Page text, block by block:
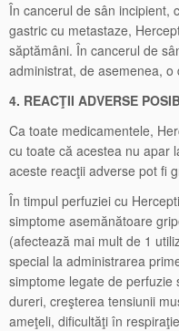
În cancerul de sân incipient,
gastric cu metastaze,
săptămâni. În cancerul de
administrat, de asemenea, o
4. REACŢII ADVERSE
Ca toate medicamentele,
cu toate că acestea nu apar
aceste reacţii adverse pot fi
În timpul perfuziei cu
simptome asemănătoare
(afectează mai mult de 1
special la administrarea
simptome legate de
dureri, creşterea tensiunii
ameţeli, dificultăţi în